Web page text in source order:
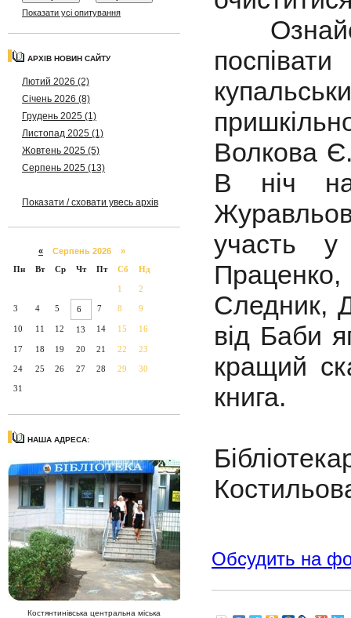
Показати усі опитування
АРХІВ НОВИН САЙТУ
Лютий 2026 (2)
Січень 2026 (8)
Грудень 2025 (1)
Листопад 2025 (1)
Жовтень 2025 (5)
Серпень 2025 (13)
Показати / сховати увесь архів
« Серпень 2026 »
Пн
Вт Ср Чт Пт Сб Нд
1 2
3 4 5 6 7 8 9
10 11 12 13 14 15 16
17 18 19 20 21 22 23
24 25 26 27 28 29 30
31
НАША АДРЕСА:
Костянтинівська центральна міська
Волкова
В ніч
участь
Следник,
від Баби
кращий
книга.
Обсудить на